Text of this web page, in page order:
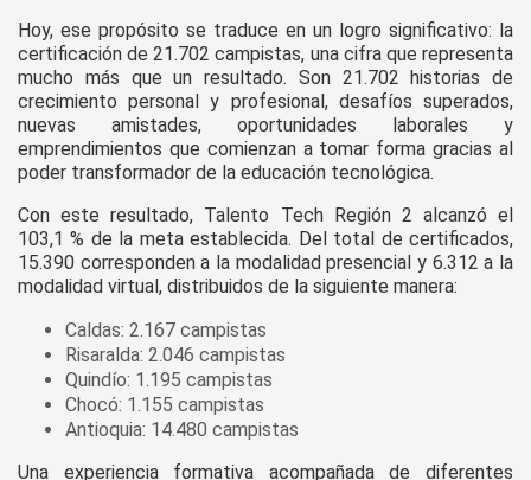
Hoy, ese propósito se traduce en un logro significativo: la
certificación de 21.702 campistas, una cifra que representa
mucho más que un resultado. Son 21.702 historias de
crecimiento personal y profesional, desafíos superados,
nuevas amistades, oportunidades laborales y
emprendimientos que comienzan a tomar forma gracias al
poder transformador de la educación tecnológica.
Con este resultado, Talento Tech Región 2 alcanzó el
103,1 % de la meta establecida. Del total de certificados,
15.390 corresponden a la modalidad presencial y 6.312 a la
modalidad virtual, distribuidos de la siguiente manera:
Caldas: 2.167 campistas
Risaralda: 2.046 campistas
Quindío: 1.195 campistas
Chocó: 1.155 campistas
Antioquia: 14.480 campistas
Una experiencia formativa acompañada de diferentes